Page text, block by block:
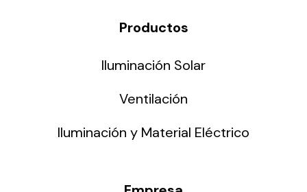
Productos
Iluminación Solar
Ventilación
Iluminación y Material Eléctrico